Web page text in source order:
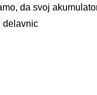
da svoj
delavnic